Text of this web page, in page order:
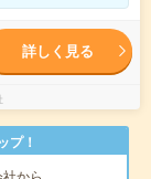
詳しく見る
プ！
から